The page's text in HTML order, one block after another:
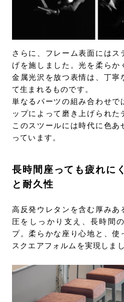
さらに、フレーム表面にはス
げを施しました。光を柔らか
金属光沢を放つ表情は、丁寧
て生まれるものです。
単なるパーツの組み合わせで
ップによって磨き上げられた
このスツールには時代に色あ
っています。
長時間座っても疲れに
と耐久性
高反発ウレタンを含む厚みあ
圧をしっかり支え、長時間
プ。柔らかな座り心地と、使
スクエアフォルムを実現しまし